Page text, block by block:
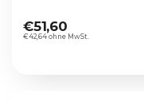
durchschnittliche
Produktbewertung
€42,64 ohne MwSt.
€51,60